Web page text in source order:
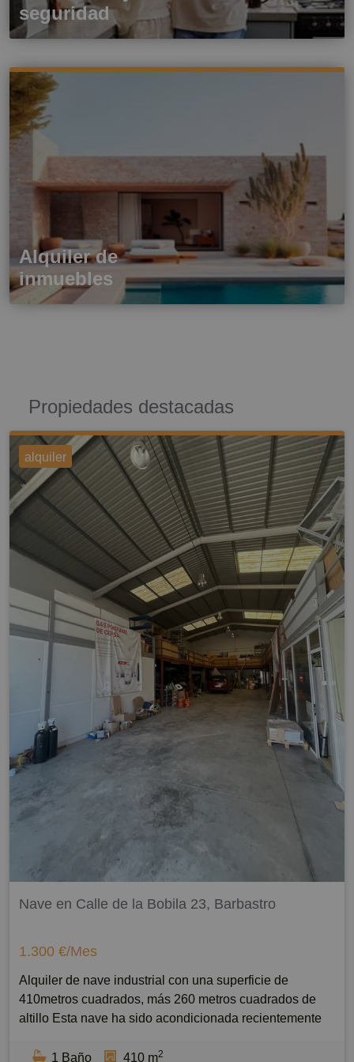
seguridad
Alquiler de
inmuebles
Propiedades destacadas
alquiler
Nave en Calle de la Bobila 23, Barbastro
1.300 €/Mes
Alquiler de nave industrial con una superficie de
410metros cuadrados, más 260 metros cuadrados de
altillo Esta nave ha sido acondicionada recientemente
con acceso a través de una calle principal. Además, la
1 Baño 410 m2